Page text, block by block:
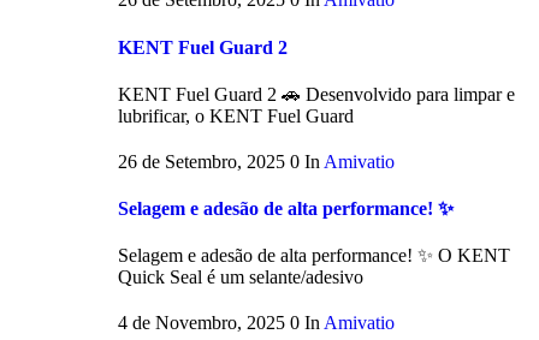
KENT Fuel Guard 2
KENT Fuel Guard 2 🚗 Desenvolvido para limpar e
lubrificar, o KENT Fuel Guard
26 de Setembro, 2025 0 In Amivatio
Selagem e adesão de alta performance! ✨
Selagem e adesão de alta performance! ✨ O KENT
Quick Seal é um selante/adesivo
4 de Novembro, 2025 0 InAmivatio